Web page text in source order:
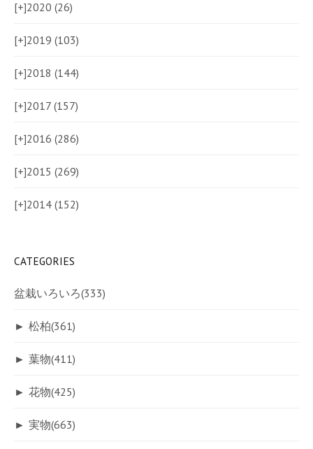
[+]2020 (26)
[+]2019 (103)
[+]2018 (144)
[+]2017 (157)
[+]2016 (286)
[+]2015 (269)
[+]2014 (152)
CATEGORIES
盆栽いろいろ(333)
► 松柏(361)
► 葉物(411)
► 花物(425)
► 実物(663)